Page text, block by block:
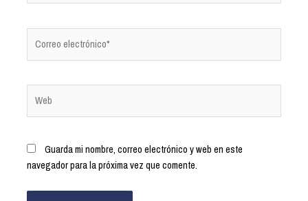
Guarda mi nombre, correo electrónico y web en este
navegador para la próxima vez que comente.